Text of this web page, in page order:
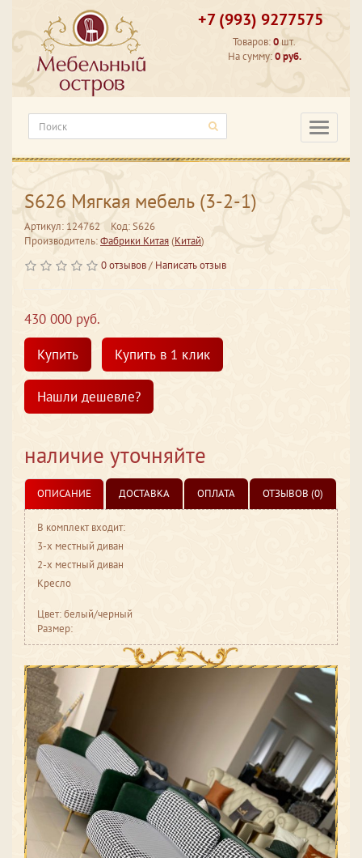
+7 (993) 9277575
Товаров:0 шт.
На сумму:0 руб.
S626 Мягкая мебель (3-2-1)
Артикул: 124762
Код: S626
Производитель:Фабрики Китая(Китай)
0 отзывов/ Написать отзыв
430 000 руб.
Купить
Купить в 1 клик
Нашли дешевле?
наличие уточняйте
ОПИСАНИЕ ДОСТАВКА ОПЛАТА ОТЗЫВОВ (0)
В комплект входит:
3-х местный диван
2-х местный диван
Кресло
Цвет: белый/черный
Размер: